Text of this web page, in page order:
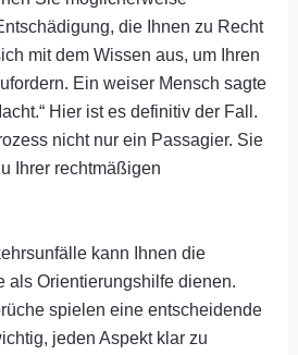
die Ihnen zu Recht
mit dem Wissen aus, um Ihren
Ein weiser Mensch sagte
Hier ist es definitiv der Fall.
nicht nur ein Passagier. Sie
Ihrer rechtmäßigen
kann Ihnen die
als Orientierungshilfe dienen.
spielen eine entscheidende
jeden Aspekt klar zu